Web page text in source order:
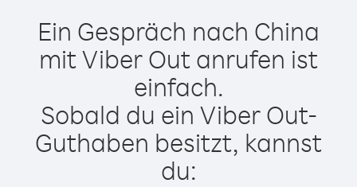
Ein Gespräch nach China
mit Viber Out anrufen ist
einfach.
Sobald du ein Viber Out-
Guthaben besitzt, kannst
du: